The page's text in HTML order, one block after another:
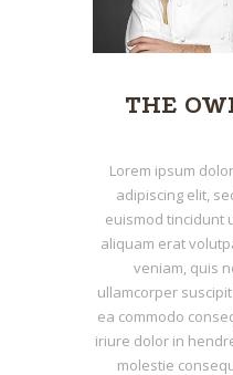
THE
Lorem ipsum
adipiscing elit,
euismod tincidunt
aliquam erat
veniam, quis
ullamcorper
ea commodo
iriure dolor in
molestie